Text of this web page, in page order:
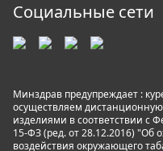
Социальные сети
Минздрав предупреждает :
осуществляем
изделиями в соответствии с
15-ФЗ (ред. от 28.12.2016) "Об
воздействия окружающего